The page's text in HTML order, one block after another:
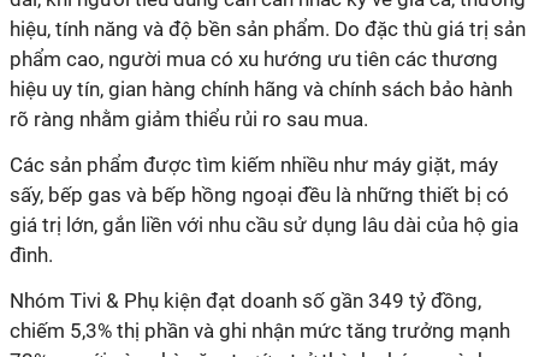
hiệu, tính năng và độ bền sản phẩm. Do đặc thù giá trị sản
phẩm cao, người mua có xu hướng ưu tiên các thương
hiệu uy tín, gian hàng chính hãng và chính sách bảo hành
rõ ràng nhằm giảm thiểu rủi ro sau mua.
Các sản phẩm được tìm kiếm nhiều như máy giặt, máy
sấy, bếp gas và bếp hồng ngoại đều là những thiết bị có
giá trị lớn, gắn liền với nhu cầu sử dụng lâu dài của hộ gia
đình.
Nhóm Tivi & Phụ kiện đạt doanh số gần 349 tỷ đồng,
chiếm 5,3% thị phần và ghi nhận mức tăng trưởng mạnh